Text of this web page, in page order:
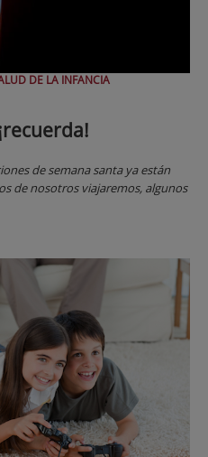
DE LA INFANCIA
de semana santa ya están
de nosotros viajaremos, algunos